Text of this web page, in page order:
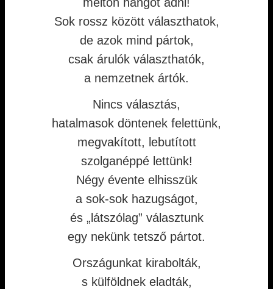
Sok rossz között választhatok,
de azok mind pártok,
csak árulók választhatók,
a nemzetnek ártók.
Nincs választás,
hatalmasok döntenek felettünk,
megvakított, lebutított
szolganéppé lettünk!
Négy évente elhisszük
a sok-sok hazugságot,
és „látszólag” választunk
egy nekünk tetsző pártot.
Országunkat kirabolták,
s külföldnek eladták,